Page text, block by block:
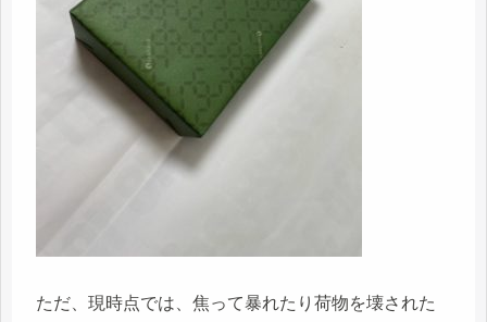
ただ、現時点では、焦って暴れたり荷物を壊された